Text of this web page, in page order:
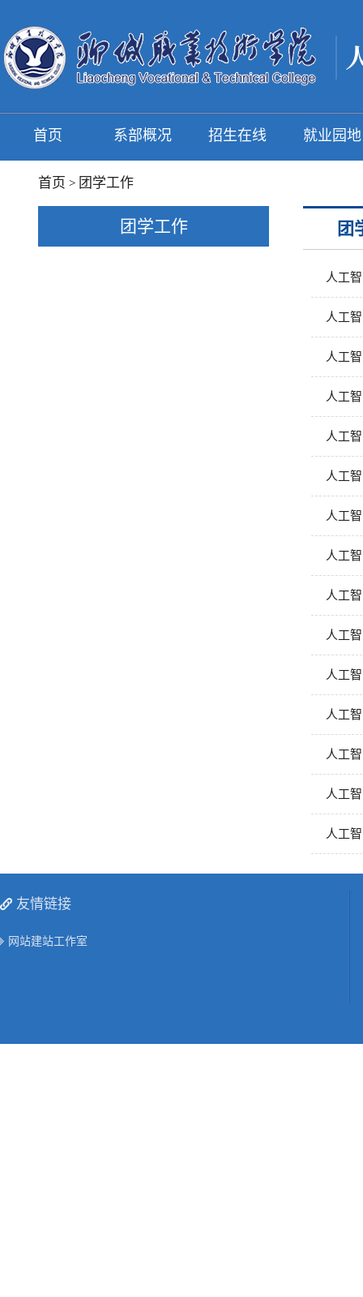
首页 系部概况 招生在线 就业园地
首页 > 团学工作
团学工作 团
人工
人工
人工
人工
人工
人工
人工
人工
人工
人工
人工
人工
人工
人工
人工
友情链接
网站建站工作室